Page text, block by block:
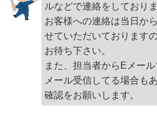
ルなどで連絡をしておりま
お客様への連絡は当日か
せていただいております
お待ち下さい。
また、担当者からEメー
メール受信してる場合も
確認をお願いします。